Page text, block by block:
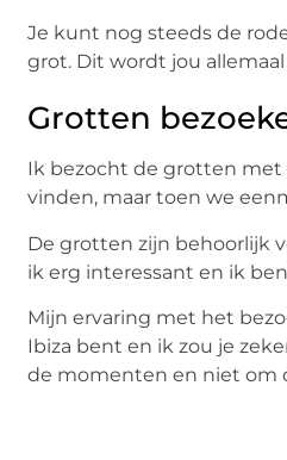
Je kunt nog steeds de
grot. Dit wordt jou
Grotten
Ik bezocht de grotten met
vinden, maar toen we
De grotten zijn behoorlijk
ik erg interessant en ik
Mijn ervaring met het
Ibiza bent en ik zou je
de momenten en niet om